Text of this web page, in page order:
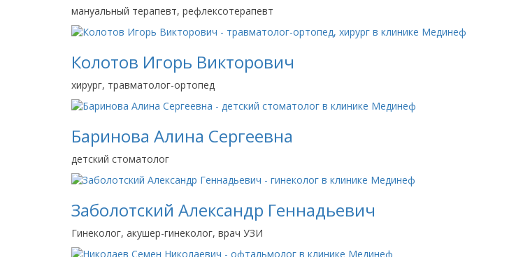
мануальный терапевт, рефлексотерапевт
Колотов Игорь Викторович
хирург, травматолог-ортопед
Баринова Алина Сергеевна
детский стоматолог
Заболотский Александр Геннадьевич
Гинеколог, акушер-гинеколог, врач УЗИ